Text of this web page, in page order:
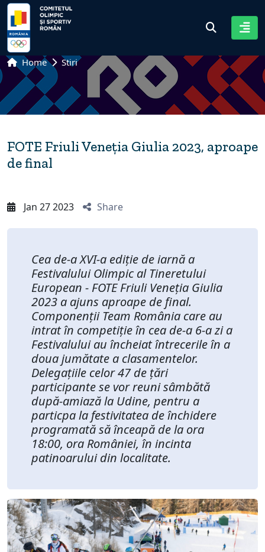
Home Stiri
FOTE Friuli Veneția Giulia 2023, aproape
de final
Jan 27 2023 Share
Cea de-a XVI-a ediție de iarnă a
Festivalului Olimpic al Tineretului
European - FOTE Friuli Veneția Giulia
2023 a ajuns aproape de final.
Componenții Team România care au
intrat în competiție în cea de-a 6-a zi a
Festivalului au încheiat întrecerile în a
doua jumătate a clasamentelor.
Delegațiile celor 47 de țări
participante se vor reuni sâmbătă
după-amiază la Udine, pentru a
particpa la festivitatea de închidere
programată să înceapă de la ora
18:00, ora României, în incinta
patinoarului din localitate.